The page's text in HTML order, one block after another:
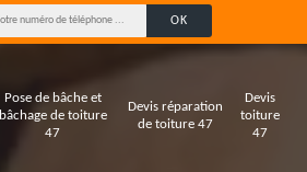
Pose de bâche et
bâchage de toiture
47
Devis réparation
de toiture 47
Devis
toiture
47